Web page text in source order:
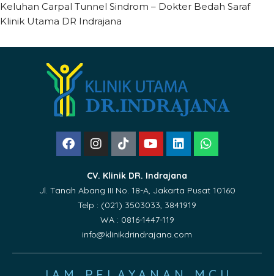
Keluhan Carpal Tunnel Sindrom – Dokter Bedah Saraf
Klinik Utama DR Indrajana
CV. Klinik DR. Indrajana
Jl. Tanah Abang III No. 18-A, Jakarta Pusat 10160
Telp : (021) 3503033, 3841919
WA : 0816-1447-119
info@klinikdrindrajana.com